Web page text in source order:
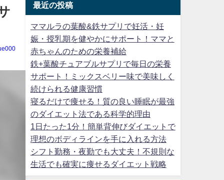
最近の投稿
ママルラの葉酸&鉄サプリで妊活・妊
娠・授乳期を健やかにサポート！ママと
赤ちゃんのための栄養補給
鉄+葉酸チュアブルサプリで毎日の栄養
サポート！ミックスベリー味で美味しく
続けられる健康習慣
寝るだけで痩せる！質の良い睡眠が最強
のダイエット法である科学的理由
1日たった1分！簡単背伸びダイエットで
理想のボディラインを手に入れる方法
シフト勤務・夜勤でも大丈夫！不規則な
生活でも確実に痩せるダイエット戦略